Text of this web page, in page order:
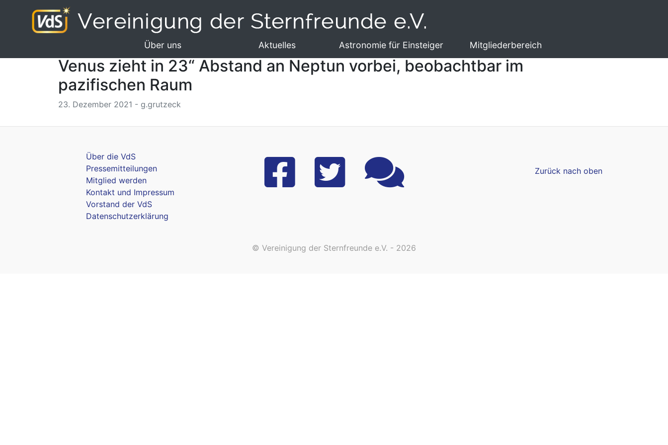
Über uns Aktuelles Astronomie für Einsteiger Mitgliederbereich
Venus zieht in 23“ Abstand an Neptun vorbei, beobachtbar im
pazifischen Raum
23. Dezember 2021 - g.grutzeck
Über die VdS
Pressemitteilungen
Mitglied werden
Kontakt und Impressum
Vorstand der VdS
Datenschutzerklärung
Zurück nach oben
© Vereinigung der Sternfreunde e.V. - 2026